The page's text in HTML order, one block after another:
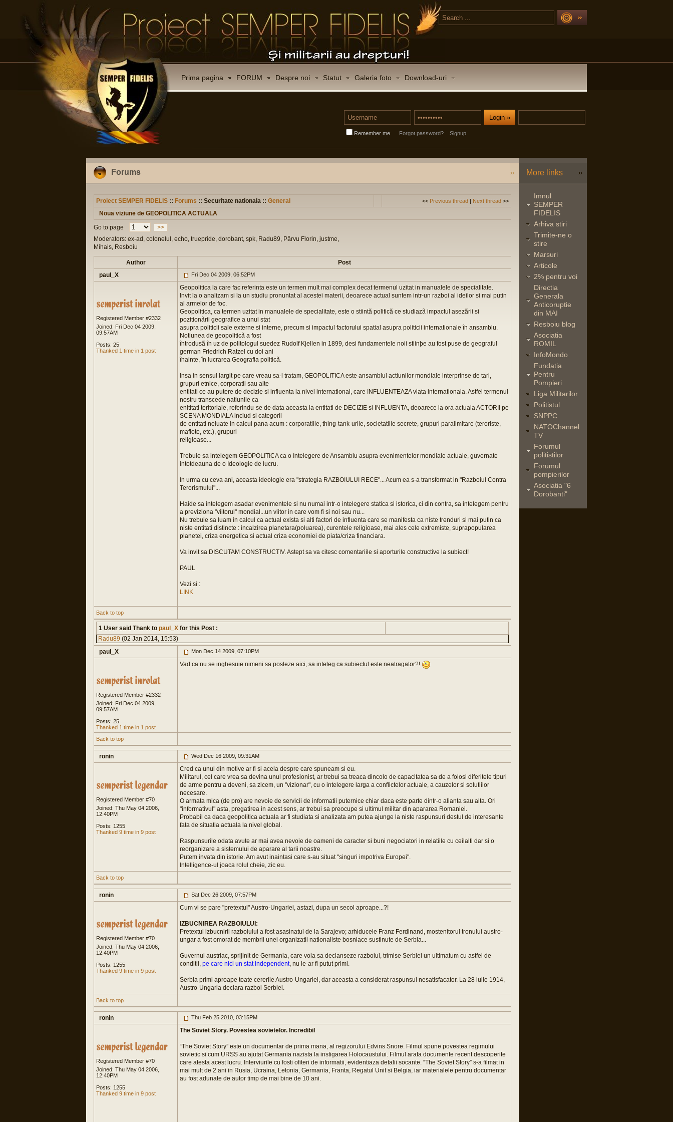
Prima pagina FORUM Despre noi Statut Galeria foto Download-uri
Remember me Forgot password? Signup
Forums
Proiect SEMPER FIDELIS :: Forums :: Securitate nationala :: General << Previous thread | Next thread >>
Noua viziune de GEOPOLITICA ACTUALA
Go to page
>>
Moderators: ex-ad, colonelul, echo, truepride, dorobant, spk, Radu89, Pârvu Florin, justme,
Mihais, Resboiu
Author
Post
paul_X
Fri Dec 04 2009, 06:52PM
Registered Member #2332
Joined: Fri Dec 04 2009,
09:57AM
Posts: 25
Thanked 1 time in 1 post
Geopolitica la care fac referinta este un termen mult mai complex decat termenul uzitat in manualele de specialitate.
Invit la o analizam si la un studiu pronuntat al acestei materii, deoarece actual suntem intr-un razboi al ideilor si mai putin
al armelor de foc.
Geopolitica, ca termen uzitat in manualele de specialitate, este o stiintã politicã ce studiazã impactul asezãrii si
pozitionãrii geografice a unui stat
asupra politicii sale externe si interne, precum si impactul factorului spatial asupra politicii internationale în ansamblu.
Notiunea de geopoliticã a fost
întrodusã în uz de politologul suedez Rudolf Kjellen in 1899, desi fundamentele noii stiinþe au fost puse de geograful
german Friedrich Ratzel cu doi ani
înainte, în lucrarea Geografia politicã.
Insa in sensul largit pe care vreau sa-l tratam, GEOPOLITICA este ansamblul actiunilor mondiale interprinse de tari,
grupuri etnice, corporatii sau alte
entitati ce au putere de decizie si influenta la nivel international, care INFLUENTEAZA viata internationala. Astfel termenul
nostru transcede natiunile ca
enititati teritoriale, referindu-se de data aceasta la entitati de DECIZIE si INFLUENTA, deoarece la ora actuala ACTORII pe
SCENA MONDIALA includ si categorii
de entitati neluate in calcul pana acum : corporatiile, thing-tank-urile, societatiile secrete, grupuri paralimitare (teroriste,
mafiote, etc.), grupuri
religioase...
Trebuie sa intelegem GEOPOLITICA ca o Intelegere de Ansamblu asupra evenimentelor mondiale actuale, guvernate
intotdeauna de o Ideologie de lucru.
In urma cu ceva ani, aceasta ideologie era "strategia RAZBOIULUI RECE"... Acum ea s-a transformat in "Razboiul Contra
Terorismului"...
Haide sa intelegem asadar evenimentele si nu numai intr-o intelegere statica si istorica, ci din contra, sa intelegem pentru
a previziona "viitorul" mondial...un viitor in care vom fi si noi sau nu...
Nu trebuie sa luam in calcul ca actual exista si alti factori de influenta care se manifesta ca niste trenduri si mai putin ca
niste entitati distincte : incalzirea planetara(poluarea), curentele religioase, mai ales cele extremiste, suprapopularea
planetei, criza energetica si actual criza economiei de piata/criza financiara.
Va invit sa DISCUTAM CONSTRUCTIV. Astept sa va citesc comentariile si aporturile constructive la subiect!
PAUL
Vezi si :
LINK
Back to top
1 User said Thank to paul_X for this Post :
Radu89 (02 Jan 2014, 15:53)
paul_X
Mon Dec 14 2009, 07:10PM
Registered Member #2332
Joined: Fri Dec 04 2009,
09:57AM
Posts: 25
Thanked 1 time in 1 post
Vad ca nu se inghesuie nimeni sa posteze aici, sa inteleg ca subiectul este neatragator?!
Back to top
ronin Wed Dec 16 2009, 09:31AM
Registered Member #70
Joined: Thu May 04 2006,
12:40PM
Posts: 1255
Thanked 9 time in 9 post
Cred ca unul din motive ar fi si acela despre care spuneam si eu.
Militarul, cel care vrea sa devina unul profesionist, ar trebui sa treaca dincolo de capacitatea sa de a folosi diferitele tipuri
de arme pentru a deveni, sa zicem, un "vizionar", cu o intelegere larga a conflictelor actuale, a cauzelor si solutiilor
necesare.
O armata mica (de pro) are nevoie de servicii de informatii puternice chiar daca este parte dintr-o alianta sau alta. Ori
"informativul" asta, pregatirea in acest sens, ar trebui sa preocupe si ultimul militar din apararea Romaniei.
Probabil ca daca geopolitica actuala ar fi studiata si analizata am putea ajunge la niste raspunsuri destul de interesante
fata de situatia actuala la nivel global.
Raspunsurile odata avute ar mai avea nevoie de oameni de caracter si buni negociatori in relatiile cu ceilalti dar si o
reorganizare a sistemului de aparare al tarii noastre.
Putem invata din istorie. Am avut inaintasi care s-au situat "singuri impotriva Europei".
Intelligence-ul joaca rolul cheie, zic eu.
Back to top
ronin Sat Dec 26 2009, 07:57PM
Registered Member #70
Joined: Thu May 04 2006,
12:40PM
Posts: 1255
Thanked 9 time in 9 post
Cum vi se pare "pretextul" Austro-Ungariei, astazi, dupa un secol aproape...?!
IZBUCNIREA RAZBOIULUI:
Pretextul izbucnirii razboiului a fost asasinatul de la Sarajevo; arhiducele Franz Ferdinand, mostenitorul tronului austro-
ungar a fost omorat de membrii unei organizatii nationaliste bosniace sustinute de Serbia...
Guvernul austriac, sprijinit de Germania, care voia sa declanseze razboiul, trimise Serbiei un ultimatum cu astfel de
conditii, pe care nici un stat independent, nu le-ar fi putut primi.
Serbia primi aproape toate cererile Austro-Ungariei, dar aceasta a considerat raspunsul nesatisfacator. La 28 iulie 1914,
Austro-Ungaria declara razboi Serbiei.
Back to top
ronin Thu Feb 25 2010, 03:15PM
Registered Member #70
Joined: Thu May 04 2006,
12:40PM
Posts: 1255
Thanked 9 time in 9 post
The Soviet Story. Povestea sovietelor. Incredibil
“The Soviet Story” este un documentar de prima mana, al regizorului Edvins Snore. Filmul spune povestea regimului
sovietic si cum URSS au ajutat Germania nazista la instigarea Holocaustului. Filmul arata documente recent descoperite
care atesta acest lucru. Interviurile cu fosti ofiteri de informatii, evidentiaza detalii socante. “The Soviet Story” s-a filmat in
mai mult de 2 ani in Rusia, Ucraina, Letonia, Germania, Franta, Regatul Unit si Belgia, iar materialele pentru documentar
au fost adunate de autor timp de mai bine de 10 ani.
More links
Imnul
SEMPER
FIDELIS
Arhiva stiri
Trimite-ne o
stire
Marsuri
Articole
2% pentru voi
Directia
Generala
Anticoruptie
din MAI
Resboiu blog
Asociatia
ROMIL
InfoMondo
Fundatia
Pentru
Pompieri
Liga Militarilor
Politistul
SNPPC
NATOChannel
TV
Forumul
politistilor
Forumul
pompierilor
Asociatia "6
Dorobanti"